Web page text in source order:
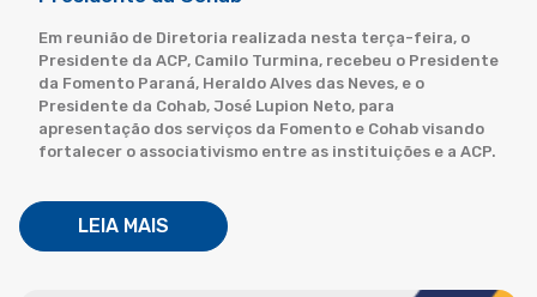
Em reunião de Diretoria realizada nesta terça-feira, o
Presidente da ACP, Camilo Turmina, recebeu o Presidente
da Fomento Paraná, Heraldo Alves das Neves, e o
Presidente da Cohab, José Lupion Neto, para
apresentação dos serviços da Fomento e Cohab visando
fortalecer o associativismo entre as instituições e a ACP.
LEIA MAIS